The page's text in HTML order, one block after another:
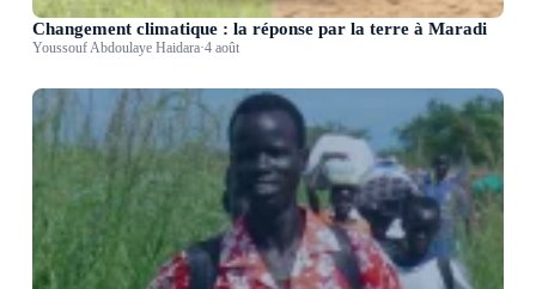
Changement climatique : la réponse par la terre à Maradi
Youssouf Abdoulaye Haidara·4 août